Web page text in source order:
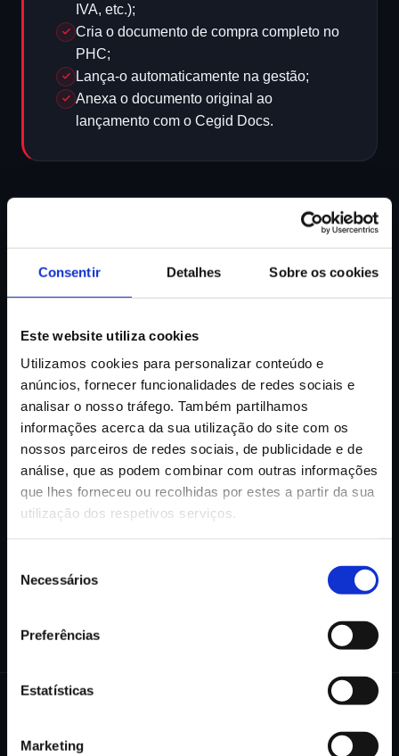
Consentir Detalhes Sobre os cookies
Este website utiliza cookies
Utilizamos cookies para personalizar conteúdo e
anúncios, fornecer funcionalidades de redes sociais e
analisar o nosso tráfego. Também partilhamos
informações acerca da sua utilização do site com os
nossos parceiros de redes sociais, de publicidade e de
análise, que as podem combinar com outras informações
que lhes forneceu ou recolhidas por estes a partir da sua
utilização dos respetivos serviços.
Necessários
Preferências
Estatísticas
Marketing
IVA, etc.);
Cria o documento de compra completo no
PHC;
Lança-o automaticamente na gestão;
Anexa o documento original ao
lançamento com o Cegid Docs.
Agora pare de imaginar.
Total Smart Scanjá existe.
Disponível para clientes Cegid PHC —
implementado pela equipa Totalsoft.